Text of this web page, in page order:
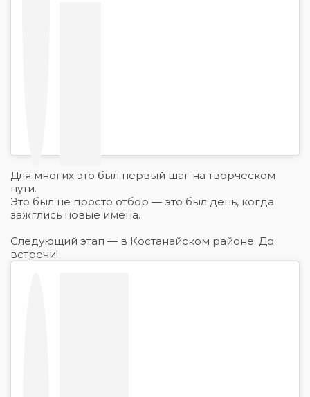
Для многих это был первый шаг на творческом
пути.
Это был не просто отбор — это был день, когда
зажглись новые имена.
Следующий этап — в Костанайском районе. До
встречи!